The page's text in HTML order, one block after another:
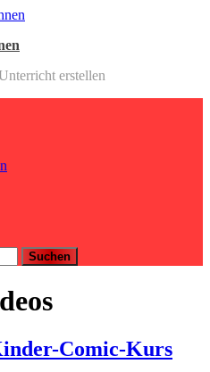
erstellen
Comic-Kurs